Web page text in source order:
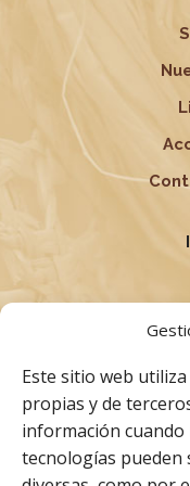
Este sitio web
propias y de
información cuando
tecnologías pueden